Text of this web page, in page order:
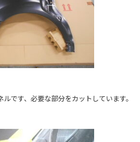
です、必要な部分をカットしています。